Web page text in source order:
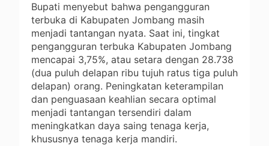
Bupati menyebut bahwa pengangguran
terbuka di Kabupaten Jombang masih
menjadi tantangan nyata. Saat ini, tingkat
pengangguran terbuka Kabupaten Jombang
mencapai 3,75%, atau setara dengan 28.738
(dua puluh delapan ribu tujuh ratus tiga puluh
delapan) orang. Peningkatan keterampilan
dan penguasaan keahlian secara optimal
menjadi tantangan tersendiri dalam
meningkatkan daya saing tenaga kerja,
khususnya tenaga kerja mandiri.